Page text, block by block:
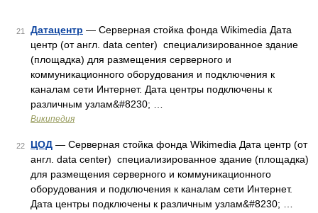
21 Датацентр — Серверная стойка фонда Wikimedia Дата
центр (от англ. data center) специализированное здание
(площадка) для размещения серверного и
коммуникационного оборудования и подключения к
каналам сети Интернет. Дата центры подключены к
различным узлам&#8230; …
Википедия
22 ЦОД — Серверная стойка фонда Wikimedia Дата центр (от
англ. data center) специализированное здание (площадка)
для размещения серверного и коммуникационного
оборудования и подключения к каналам сети Интернет.
Дата центры подключены к различным узлам&#8230; …